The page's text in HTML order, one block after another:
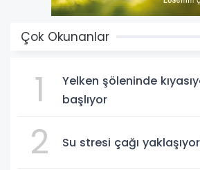
Çok Okunanlar
1
Yelken şöleninde
başlıyor
2 Su stresi çağı